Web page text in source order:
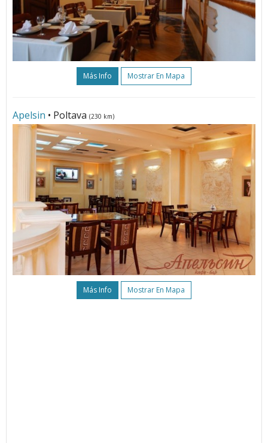
Más Info Mostrar En Mapa
Apelsin • Poltava (230 km)
Más Info Mostrar En Mapa